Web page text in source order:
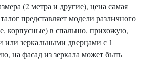
(2 метра и другие), цена самая
представляет модели различного
корпусные) в спальню, прихожую,
или зеркальными дверцами с 1
на фасад из зеркала может быть